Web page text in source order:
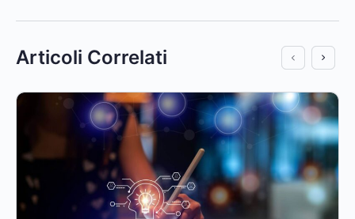
Articoli Correlati